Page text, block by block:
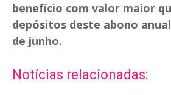
benefício com valor maior
depósitos deste abono
de junho.
Notícias relacionadas: